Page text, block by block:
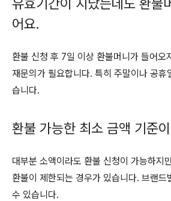
유효기간이 지났는데도 환불
어요.
환불 신청 후 7일 이상 환불머니가 들어오
재문의가 필요합니다. 특히 주말이나 공휴
습니다.
환불 가능한 최소 금액 기준
대부분 소액이라도 환불 신청이 가능하지
환불이 제한되는 경우가 있습니다. 브랜드
수 있습니다.